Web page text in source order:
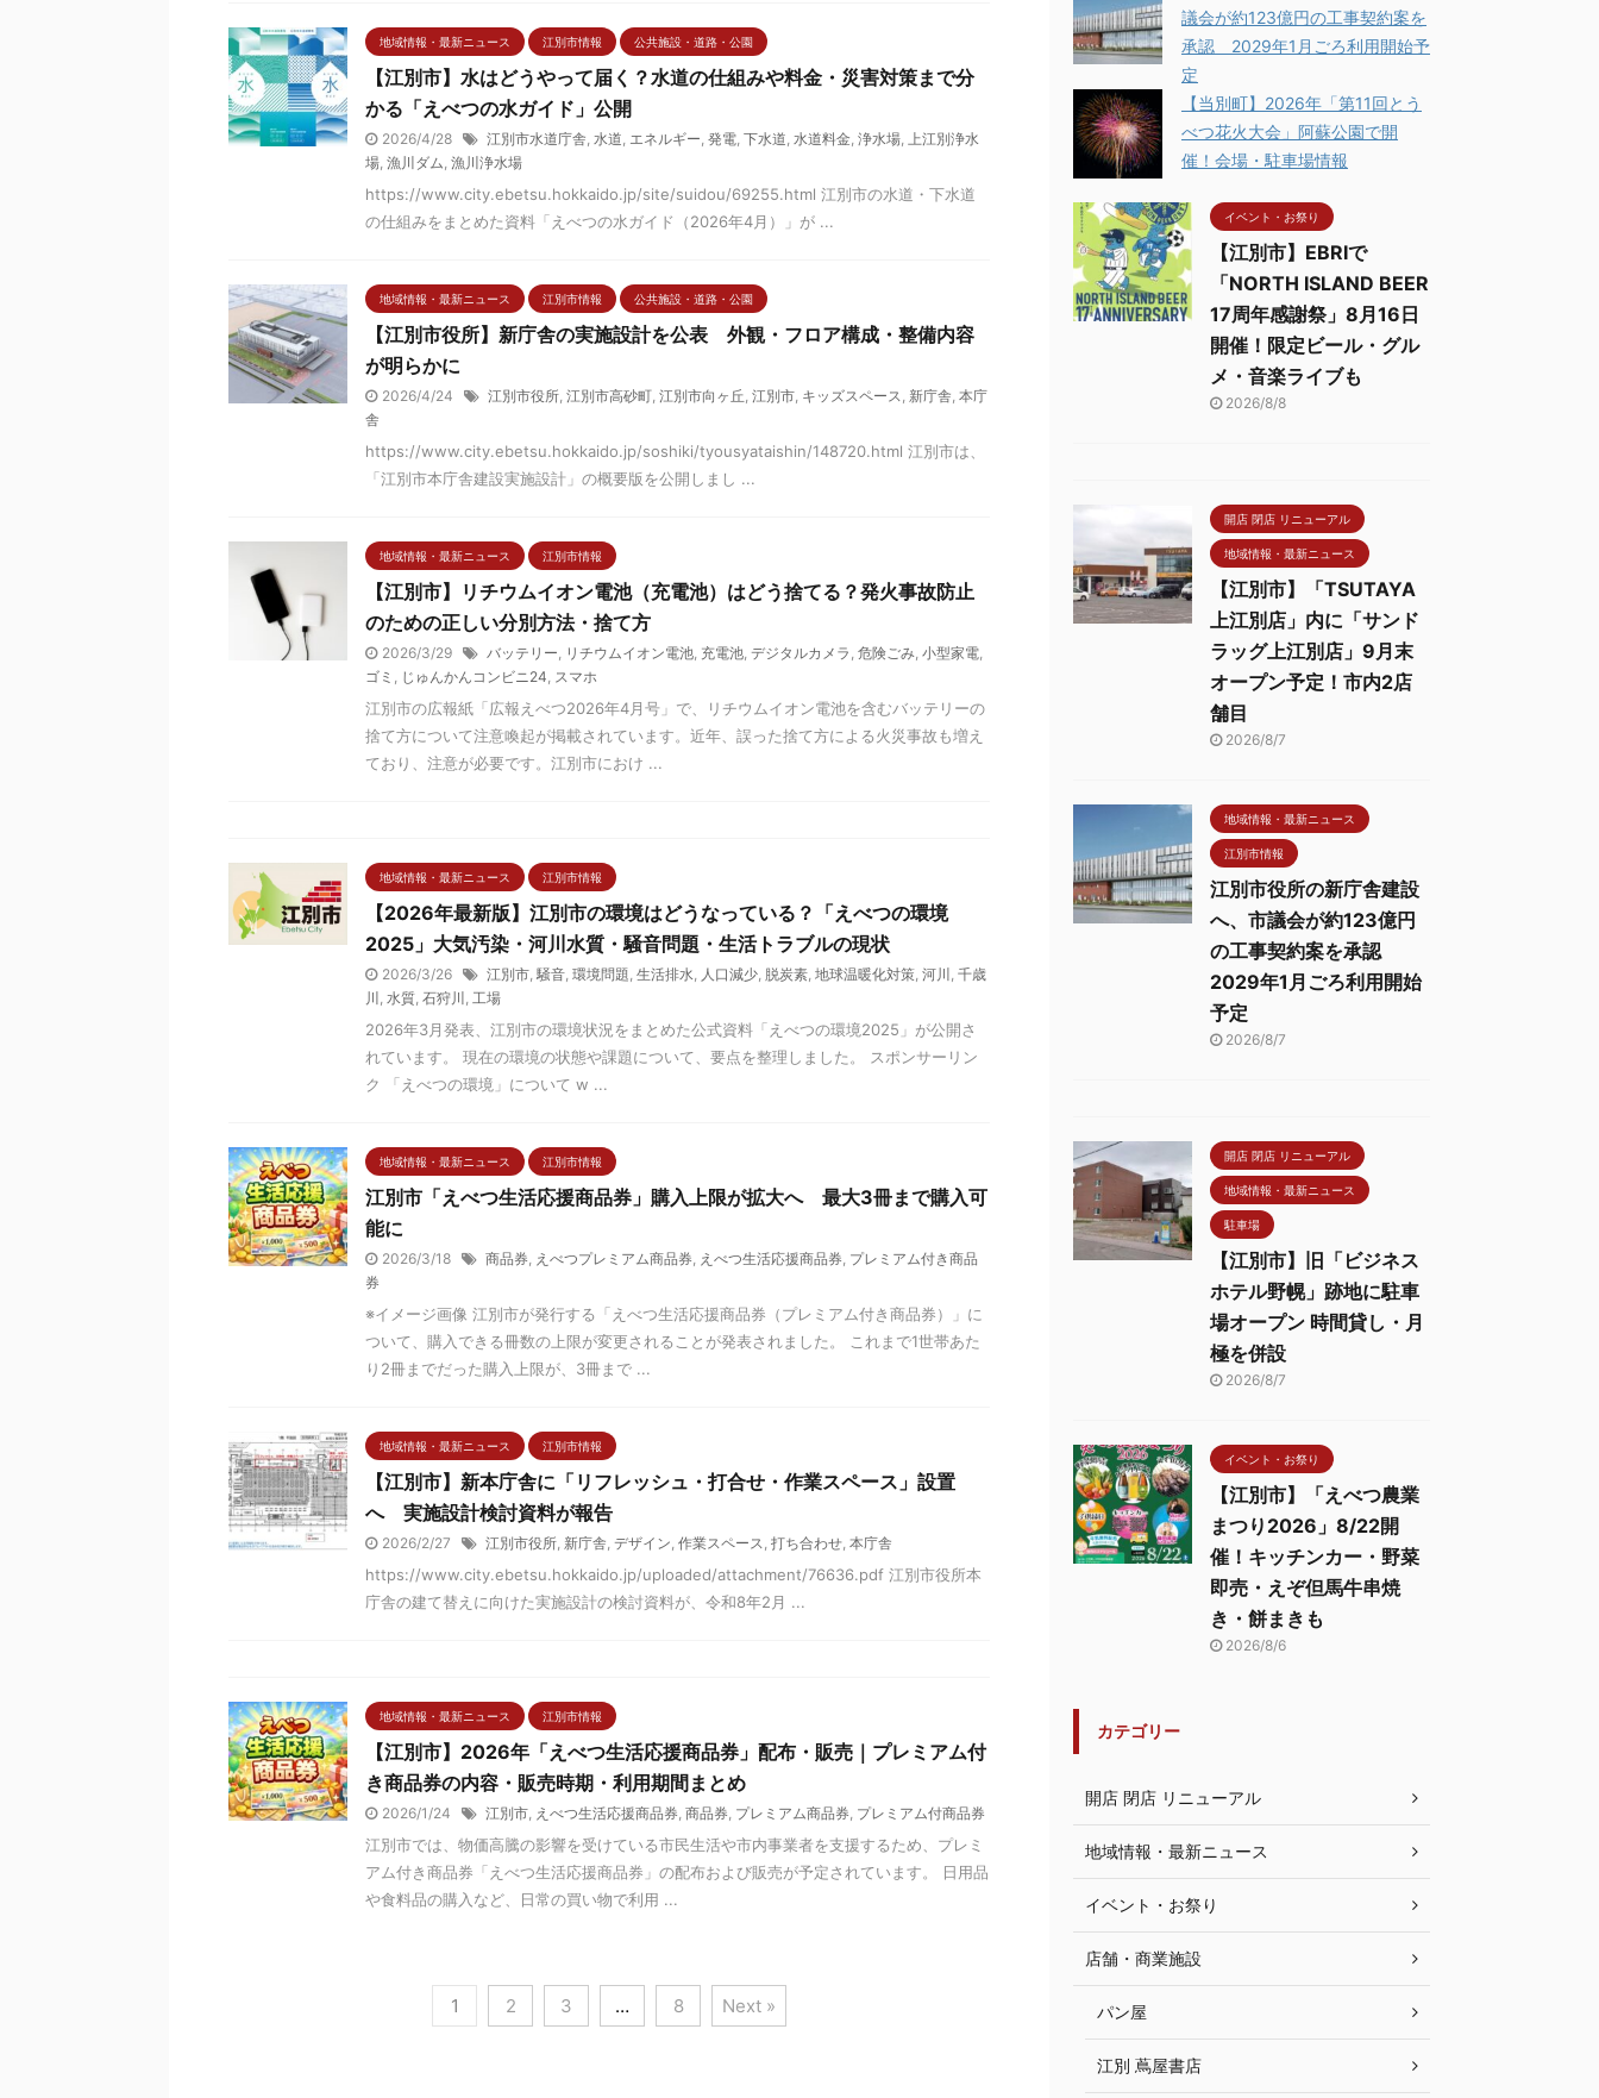
地域情報・最新ニュース 江別市情報 公共施設・道路・公園
【江別市】水はどうやって届く？水道の仕組みや料金・災害対策まで分
かる「えべつの水ガイド」公開
2026/4/28 江別市水道庁舎, 水道, エネルギー, 発電, 下水道, 水道料金, 浄水場, 上江別浄水
場, 漁川ダム, 漁川浄水場
https://www.city.ebetsu.hokkaido.jp/site/suidou/69255.html 江別市の水道・下水道
の仕組みをまとめた資料「えべつの水ガイド（2026年4月）」が ...
地域情報・最新ニュース 江別市情報 公共施設・道路・公園
【江別市役所】新庁舎の実施設計を公表 外観・フロア構成・整備内容
が明らかに
2026/4/24 江別市役所, 江別市高砂町, 江別市向ヶ丘, 江別市, キッズスペース, 新庁舎, 本庁
舎
https://www.city.ebetsu.hokkaido.jp/soshiki/tyousyataishin/148720.html 江別市は、
「江別市本庁舎建設実施設計」の概要版を公開しまし ...
地域情報・最新ニュース 江別市情報
【江別市】リチウムイオン電池（充電池）はどう捨てる？発火事故防止
のための正しい分別方法・捨て方
2026/3/29 バッテリー, リチウムイオン電池, 充電池, デジタルカメラ , 危険ごみ, 小型家電,
ゴミ , じゅんかんコンビニ24, スマホ
江別市の広報紙「広報えべつ2026年4月号」で、リチウムイオン電池を含むバッテリーの
捨て方について注意喚起が掲載されています。近年、誤った捨て方による火災事故も増え
ており、注意が必要です。江別市におけ ...
地域情報・最新ニュース 江別市情報
【2026年最新版】江別市の環境はどうなっている？「えべつの環境
2025」大気汚染・河川水質・騒音問題・生活トラブルの現状
2026/3/26 江別市, 騒音, 環境問題, 生活排水, 人口減少, 脱炭素, 地球温暖化対策, 河川 , 千歳
川 , 水質, 石狩川 , 工場
2026年3月発表、江別市の環境状況をまとめた公式資料「えべつの環境2025」が公開さ
れています。 現在の環境の状態や課題について、要点を整理しました。 スポンサーリン
ク 「えべつの環境」について w ...
地域情報・最新ニュース 江別市情報
江別市「えべつ生活応援商品券」購入上限が拡大へ 最大3冊まで購入可
能に
2026/3/18 商品券, えべつプレミアム商品券, えべつ生活応援商品券, プレミアム付き商品
券
※イメージ画像 江別市が発行する「えべつ生活応援商品券（プレミアム付き商品券）」に
ついて、購入できる冊数の上限が変更されることが発表されました。 これまで1世帯あた
り2冊までだった購入上限が、3冊まで ...
地域情報・最新ニュース 江別市情報
【江別市】新本庁舎に「リフレッシュ・打合せ・作業スペース」設置
へ 実施設計検討資料が報告
2026/2/27 江別市役所, 新庁舎, デザイン, 作業スペース, 打ち合わせ, 本庁舎
https://www.city.ebetsu.hokkaido.jp/uploaded/attachment/76636.pdf 江別市役所本
庁舎の建て替えに向けた実施設計の検討資料が、令和8年2月 ...
地域情報・最新ニュース 江別市情報
【江別市】2026年「えべつ生活応援商品券」配布・販売｜プレミアム付
き商品券の内容・販売時期・利用期間まとめ
2026/1/24 江別市, えべつ生活応援商品券, 商品券, プレミアム商品券, プレミアム付商品券
江別市では、物価高騰の影響を受けている市民生活や市内事業者を支援するため、プレミ
アム付き商品券「えべつ生活応援商品券」の配布および販売が予定されています。 日用品
や食料品の購入など、日常の買い物で利用 ...
1 2 3 … 8 Next »
議会が約123億円の工事契約案を
承認 2029年1月ごろ利用開始予
定
【当別町】2026年「第11回とう
べつ花火大会」阿蘇公園で開
催！会場・駐車場情報
イベント・お祭り
【江別市】EBRIで
「NORTH ISLAND BEER
17周年感謝祭」8月16日
開催！限定ビール・グル
メ・音楽ライブも
2026/8/8
開店 閉店 リニューアル
地域情報・最新ニュース
【江別市】「TSUTAYA
上江別店」内に「サンド
ラッグ上江別店」9月末
オープン予定！市内2店
舗目
2026/8/7
地域情報・最新ニュース
江別市情報
江別市役所の新庁舎建設
へ、市議会が約123億円
の工事契約案を承認
2029年1月ごろ利用開始
予定
2026/8/7
開店 閉店 リニューアル
地域情報・最新ニュース
駐車場
【江別市】旧「ビジネス
ホテル野幌」跡地に駐車
場オープン 時間貸し・月
極を併設
2026/8/7
イベント・お祭り
【江別市】「えべつ農業
まつり2026」8/22開
催！キッチンカー・野菜
即売・えぞ但馬牛串焼
き・餅まきも
2026/8/6
カテゴリー
開店 閉店 リニューアル
地域情報・最新ニュース
イベント・お祭り
店舗・商業施設
パン屋
江別 蔦屋書店